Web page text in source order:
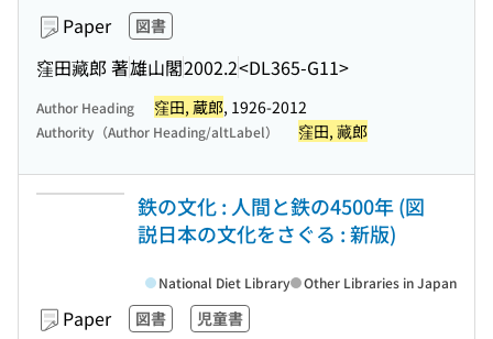
Paper 図書
窪田藏郎 著雄山閣2002.2<DL365-G11>
Author Heading 窪田, 蔵郎, 1926-2012
Authority（Author Heading/altLabel） 窪田, 藏郎
鉄の文化 : 人間と鉄の4500年 (図
説日本の文化をさぐる : 新版)
Paper 図書 児童書
National Diet Library Other Libraries in Japan